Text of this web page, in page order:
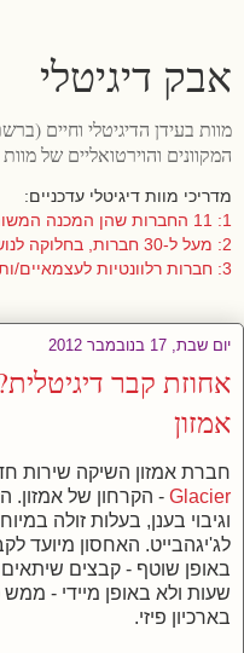
אבק דיגיטלי
מוות בעידן הדיגיטלי וחיים
המקוונים והוירטואליים של
מדריכי מוות דיגיטלי עדכניים:
1: 11 החברות שהן המכנה המשותף הרחב ביותר
2: מעל ל-30 חברות, בחלוקה לנושאים
3: חברות רלוונטיות לעצמאיים/ות ועסקים קטנים
יום שבת, 17 בנובמבר 2012
אחוזת קבר
אמזון
חברת אמזון השיקה שירות חדש
Glacier - הקרחון של אמזון.
וגיבוי בענן, בעלות זולה
לג'יגהבייט. האחסון מיועד
באופן שוטף - קבצים
שעות ולא באופן מיידי -
בארכיון פיזי.